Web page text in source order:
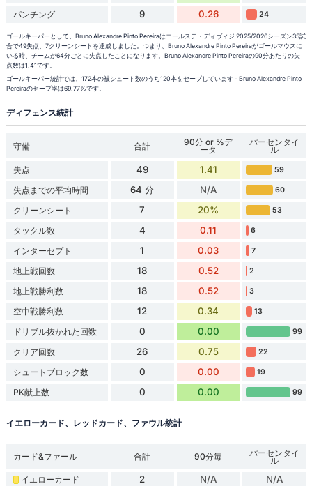
パンチング 9 0.26 24
ゴールキーパーとして、Bruno Alexandre Pinto Pereiraはエールステ・ディヴィジ 2025/2026シーズン35試
合で49失点、7クリーンシートを達成しました。つまり、Bruno Alexandre Pinto Pereiraがゴールマウスに
いる時、チームが64分ごとに失点したことになります。Bruno Alexandre Pinto Pereiraの90分あたりの失
点数は1.41です。
ゴールキーパー統計では、172本の被シュート数のうち120本をセーブしています - Bruno Alexandre Pinto
Pereiraのセーブ率は69.77%です。
ディフェンス統計
守備 合計 90分 or %デ
ータ
パーセンタイ
ル
失点
49 1.41 59
失点までの平均時間 64 分 N/A 60
クリーンシート 7 20% 53
タックル数 4 0.11 6
インターセプト 1 0.03 7
地上戦回数 18 0.52 2
地上戦勝利数 18 0.52 3
空中戦勝利数 12 0.34 13
ドリブル抜かれた回数 0 0.00 99
クリア回数 26 0.75 22
シュートブロック数 0 0.00 19
PK献上数 0 0.00 99
イエローカード、レッドカード、ファウル統計
カード&ファール 合計 90分毎 パーセンタイ
ル
イエローカード
2 N/A N/A